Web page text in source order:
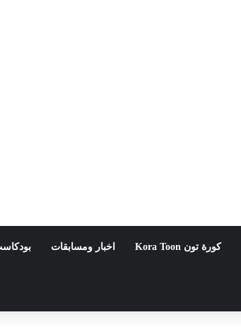
كورة تون Kora Toon اخبار ومسابقات